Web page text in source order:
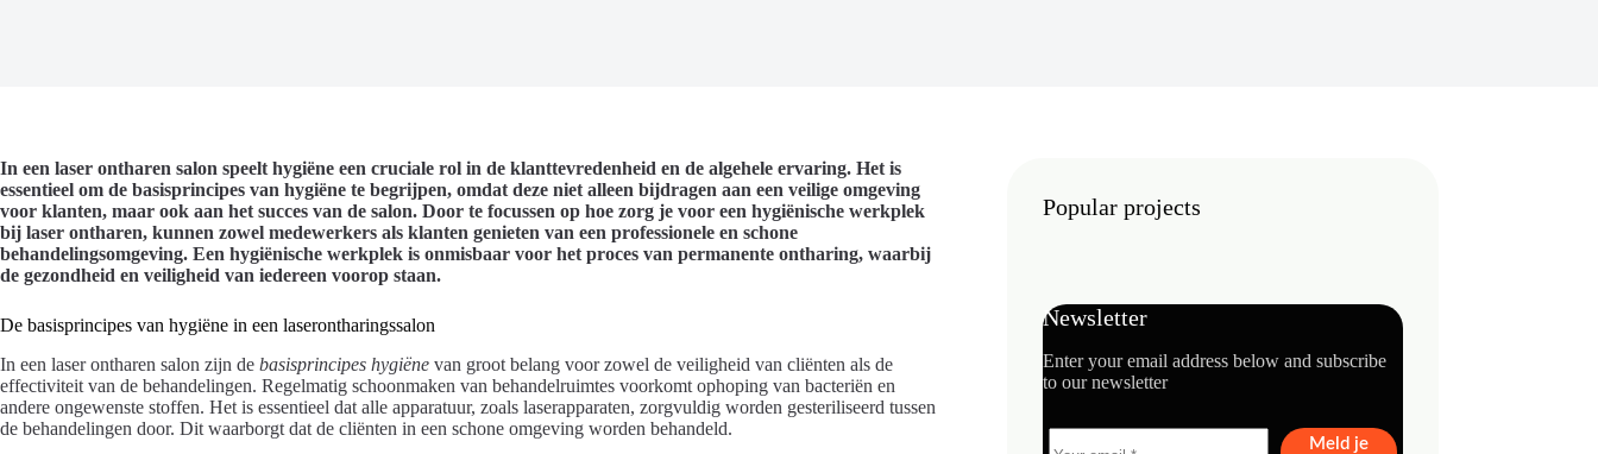
In een laser ontharen salon speelt hygiëne een cruciale rol in de klanttevredenheid en de algehele ervaring. Het is
essentieel om de basisprincipes van hygiëne te begrijpen, omdat deze niet alleen bijdragen aan een veilige omgeving
voor klanten, maar ook aan het succes van de salon. Door te focussen op hoe zorg je voor een hygiënische werkplek
bij laser ontharen, kunnen zowel medewerkers als klanten genieten van een professionele en schone
behandelingsomgeving. Een hygiënische werkplek is onmisbaar voor het proces van permanente ontharing, waarbij
de gezondheid en veiligheid van iedereen voorop staan.
De basisprincipes van hygiëne in een laserontharingssalon
In een laser ontharen salon zijn de basisprincipes hygiëne van groot belang voor zowel de veiligheid van cliënten als de
effectiviteit van de behandelingen. Regelmatig schoonmaken van behandelruimtes voorkomt ophoping van bacteriën en
andere ongewenste stoffen. Het is essentieel dat alle apparatuur, zoals laserapparaten, zorgvuldig worden gesteriliseerd tussen
de behandelingen door. Dit waarborgt dat de cliënten in een schone omgeving worden behandeld.
Popular projects
Newsletter
Enter your email address below and subscribe
to our newsletter
Meld je